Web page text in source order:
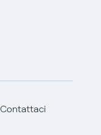
Contattaci